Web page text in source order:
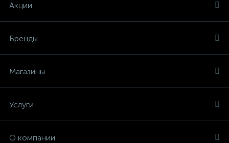
Акции
Бренды
Магазины
Услуги
О компании